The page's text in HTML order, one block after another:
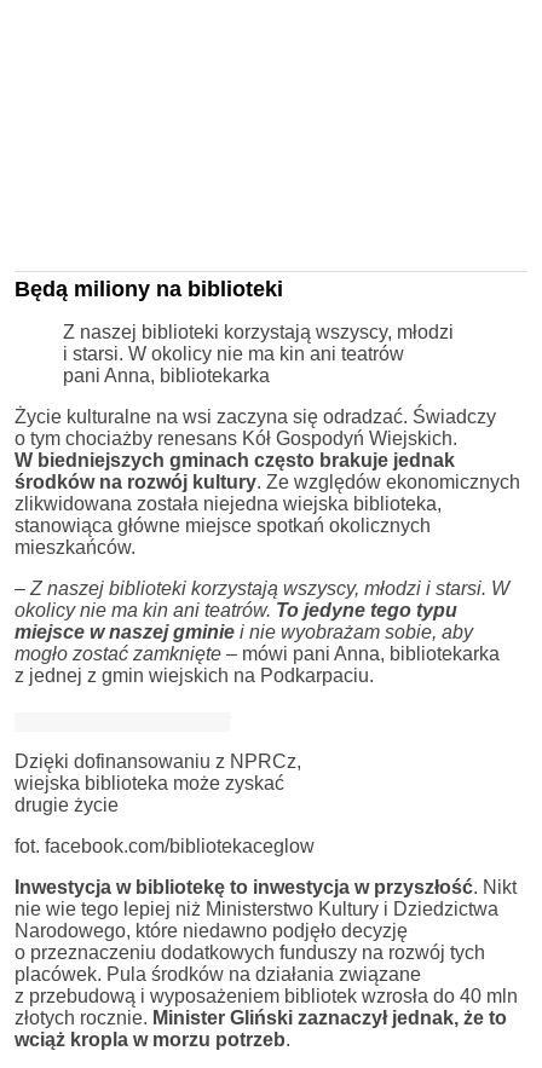
Będą miliony na biblioteki
Z naszej biblioteki korzystają wszyscy, młodzi
i starsi. W okolicy nie ma kin ani teatrów
pani Anna, bibliotekarka
Życie kulturalne na wsi zaczyna się odradzać. Świadczy
o tym chociażby renesans Kół Gospodyń Wiejskich.
W biedniejszych gminach często brakuje jednak
środków na rozwój kultury. Ze względów ekonomicznych
zlikwidowana została niejedna wiejska biblioteka,
stanowiąca główne miejsce spotkań okolicznych
mieszkańców.
– Z naszej biblioteki korzystają wszyscy, młodzi i starsi. W
okolicy nie ma kin ani teatrów. To jedyne tego typu
miejsce w naszej gminie i nie wyobrażam sobie, aby
mogło zostać zamknięte – mówi pani Anna, bibliotekarka
z jednej z gmin wiejskich na Podkarpaciu.
Dzięki dofinansowaniu z NPRCz,
wiejska biblioteka może zyskać
drugie życie
fot. facebook.com/bibliotekaceglow
Inwestycja w bibliotekę to inwestycja w przyszłość. Nikt
nie wie tego lepiej niż Ministerstwo Kultury i Dziedzictwa
Narodowego, które niedawno podjęło decyzję
o przeznaczeniu dodatkowych funduszy na rozwój tych
placówek. Pula środków na działania związane
z przebudową i wyposażeniem bibliotek wzrosła do 40 mln
złotych rocznie. Minister Gliński zaznaczył jednak, że to
wciąż kropla w morzu potrzeb.